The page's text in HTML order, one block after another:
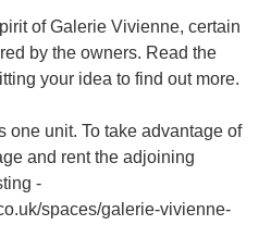
of Galerie Vivienne, certain
by the owners. Read the
your idea to find out more.
one unit. To take advantage of
and rent the adjoining
-
spaces/galerie-vivienne-